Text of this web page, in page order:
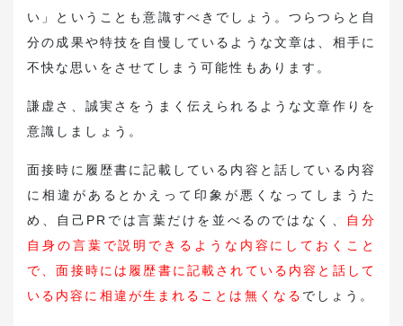
い」ということも意識すべきでしょう。つらつらと自
分の成果や特技を自慢しているような文章は、相手に
不快な思いをさせてしまう可能性もあります。
謙虚さ、誠実さをうまく伝えられるような文章作りを
意識しましょう。
面接時に履歴書に記載している内容と話している内容
に相違があるとかえって印象が悪くなってしまうた
め、自己PRでは言葉だけを並べるのではなく、
自分
自身の言葉で説明できるような内容にしておくこと
で、面接時には履歴書に記載されている内容と話して
いる内容に相違が生まれることは無くなる でしょう。